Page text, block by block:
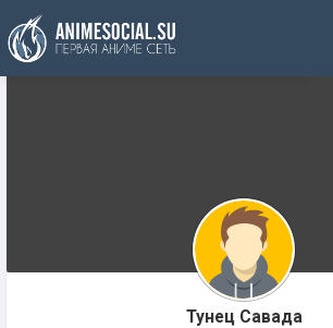
Funding
Тунец Савада